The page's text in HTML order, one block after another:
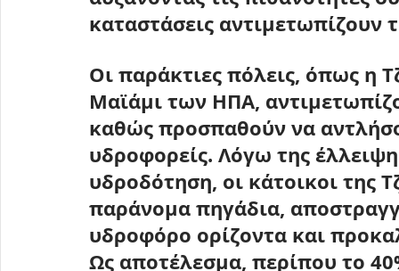
καταστάσεις αντιμετωπίζουν
Οι παράκτιες πόλεις, όπως η
Μαϊάμι των ΗΠΑ,
καθώς προσπαθούν να
υδροφορείς. Λόγω της
υδροδότηση, οι κάτοικοι της
παράνομα πηγάδια,
υδροφόρο ορίζοντα και
Ως αποτέλεσμα, περίπου το